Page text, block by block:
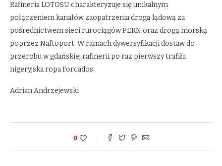
Rafineria LOTOSU charakteryzuje się unikalnym
połączeniem kanałów zaopatrzenia drogą lądową za
pośrednictwem sieci rurociągów PERN oraz drogą morską
poprzez Naftoport. W ramach dywersyfikacji dostaw do
przerobu w gdańskiej rafinerii po raz pierwszy trafiła
nigeryjska ropa Forcados.
Adrian Andrzejewski
0